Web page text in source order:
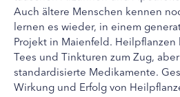
Auch ältere Menschen kennen
lernen es wieder, in einem
Projekt in Maienfeld.
Tees und Tinkturen zum Zug,
standardisierte Medikamente.
Wirkung und Erfolg von